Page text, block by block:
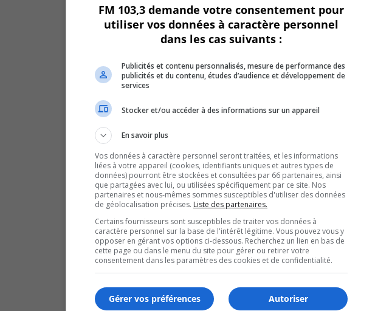
FM 103,3 demande votre consentement pour
utiliser vos données à caractère personnel
dans les cas suivants :
Publicités et contenu personnalisés, mesure de performance des
publicités et du contenu, études d’audience et développement de
services
Stocker et/ou accéder à des informations sur un appareil
En savoir plus
Vos données à caractère personnel seront traitées, et les informations
liées à votre appareil (cookies, identifiants uniques et autres types de
données) pourront être stockées et consultées par 66 partenaires, ainsi
que partagées avec lui, ou utilisées spécifiquement par ce site. Nos
partenaires et nous-mêmes sommes susceptibles d'utiliser des données
de géolocalisation précises. Liste des partenaires.
Certains fournisseurs sont susceptibles de traiter vos données à
caractère personnel sur la base de l'intérêt légitime. Vous pouvez vous y
opposer en gérant vos options ci-dessous. Recherchez un lien en bas de
cette page ou dans le menu du site pour gérer ou retirer votre
consentement dans les paramètres des cookies et de confidentialité.
Autoriser
Gérer vos préférences